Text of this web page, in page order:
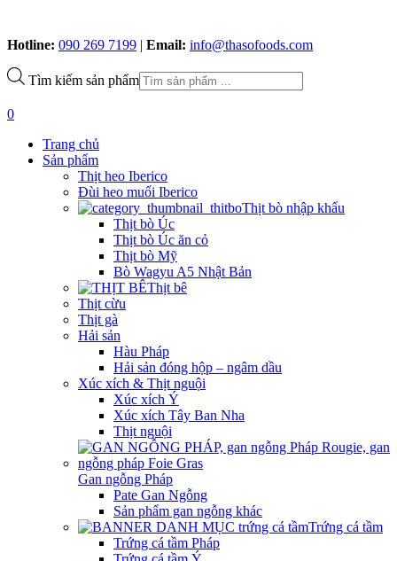
Hotline: 090 269 7199 | Email: info@thasofoods.com
Tìm kiếm sản phẩm
0
Trang chủ
Sản phẩm
Thịt heo Iberico
Đùi heo muối Iberico
Thịt bò nhập khẩu
Thịt bò Úc
Thịt bò Úc ăn cỏ
Thịt bò Mỹ
Bò Wagyu A5 Nhật Bản
Thịt bê
Thịt cừu
Thịt gà
Hải sản
Hàu Pháp
Hải sản đóng hộp – ngâm dầu
Xúc xích & Thịt nguội
Xúc xích Ý
Xúc xích Tây Ban Nha
Thịt nguội
Gan ngỗng Pháp
Pate Gan Ngỗng
Sản phẩm gan ngỗng khác
Trứng cá tầm
Trứng cá tầm Pháp